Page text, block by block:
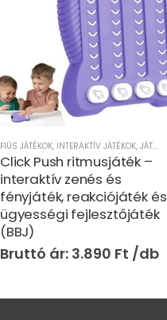
FIÚS JÁTÉKOK, INTERAKTÍV JÁTÉKOK, JÁTÉKOK
Click Push ritmusjáték –
interaktív zenés és
fényjáték, reakciójáték és
ügyességi fejlesztőjáték
(BBJ)
3.890 Ft